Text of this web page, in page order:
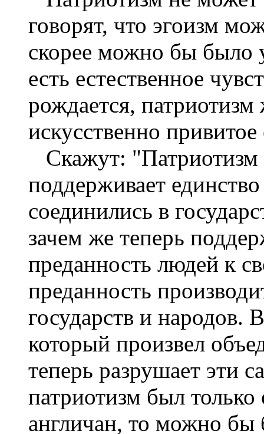
говорят, что эгоизм
скорее можно бы было
есть естественное
рождается, патриотизм
искусственно привитое
Скажут: "Патриотизм
поддерживает
соединились в
зачем же теперь
преданность людей к
преданность
государств и народов.
который произвел
теперь разрушает эти
патриотизм был
англичан, то можно бы